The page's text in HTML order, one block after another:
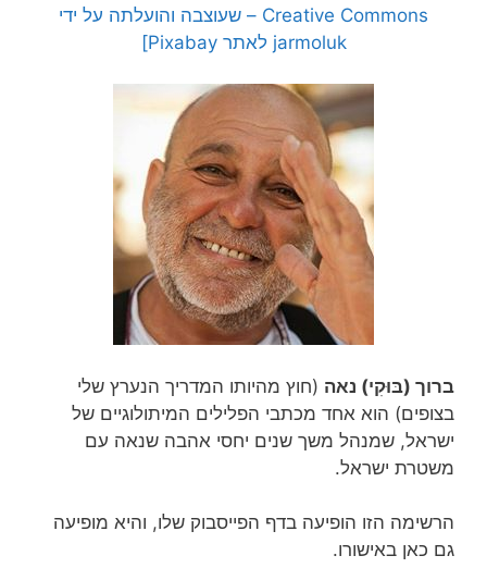
Creative Commons – שעוצבה והועלתה על ידי
jarmoluk לאתר Pixabay]
ברוך (בּוּקִי) נאה (חוץ מהיותו המדריך הנערץ שלי
בצופים) הוא אחד מכתבי הפלילים המיתולוגיים של
ישראל, שמנהל משך שנים יחסי אהבה שנאה עם
משטרת ישראל.
הרשימה הזו הופיעה בדף הפייסבוק שלו, והיא מופיעה
גם כאן באישורו.